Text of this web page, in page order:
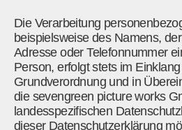
Die Verarbeitung
beispielsweise des Namens,
Adresse oder Telefonnummer
Person, erfolgt stets im
Grundverordnung und in
die sevengreen picture works
landesspezifischen
dieser Datenschutzerklärung